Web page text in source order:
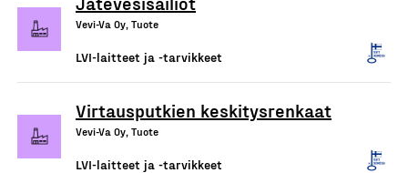
Vevi-Va Oy, Tuote
LVI-laitteet ja -tarvikkeet
Virtausputkien keskitysrenkaat
Vevi-Va Oy, Tuote
LVI-laitteet ja -tarvikkeet